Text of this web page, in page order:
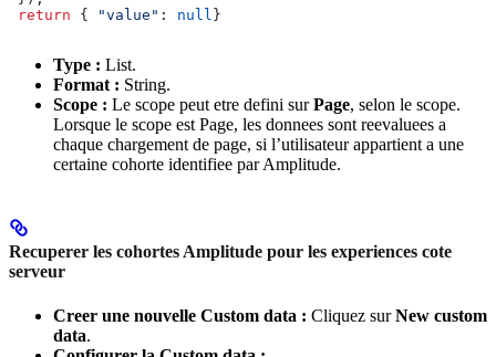
return { "value" : null }
Type : List.
Format : String.
Scope : Le scope peut etre defini surPage, selon le scope.
Lorsque le scope est Page, les donnees sont reevaluees a
chaque chargement de page, si l’utilisateur appartient a une
certaine cohorte identifiee par Amplitude.
Recuperer les cohortes Amplitude pour les experiences cote
serveur
Creer une nouvelle Custom data : Cliquez surNew custom
data.